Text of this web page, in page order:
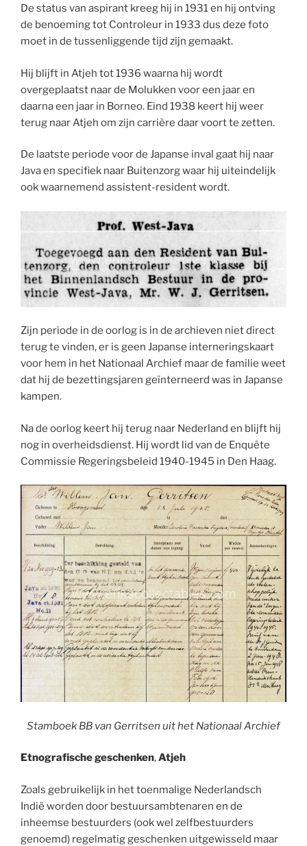
De status van aspirant kreeg hij in 1931 en hij ontving
de benoeming tot Controleur in 1933 dus deze foto
moet in de tussenliggende tijd zijn gemaakt.
Hij blijft in Atjeh tot 1936 waarna hij wordt
overgeplaatst naar de Molukken voor een jaar en
daarna een jaar in Borneo. Eind 1938 keert hij weer
terug naar Atjeh om zijn carrière daar voort te zetten.
De laatste periode voor de Japanse inval gaat hij naar
Java en specifiek naar Buitenzorg waar hij uiteindelijk
ook waarnemend assistent-resident wordt.
Zijn periode in de oorlog is in de archieven niet direct
terug te vinden, er is geen Japanse interneringskaart
voor hem in het Nationaal Archief maar de familie weet
dat hij de bezettingsjaren geïnterneerd was in Japanse
kampen.
Na de oorlog keert hij terug naar Nederland en blijft hij
nog in overheidsdienst. Hij wordt lid van de Enquête
Commissie Regeringsbeleid 1940-1945 in Den Haag.
Stamboek BB van Gerritsen uit het Nationaal Archief
Etnografische geschenken,Atjeh
Zoals gebruikelijk in het toenmalige Nederlandsch
Indië worden door bestuursambtenaren en de
inheemse bestuurders (ook wel zelfbestuurders
genoemd) regelmatig geschenken uitgewisseld maar